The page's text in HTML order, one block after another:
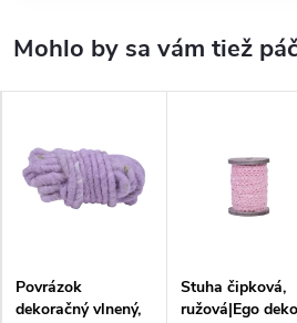
Povrázok
dekoračný vlnený,
Stuha čipková,
ružová|Ego